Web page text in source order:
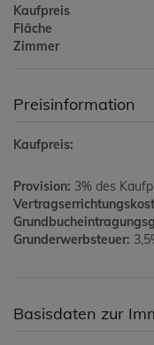
Kaufpreis
Fläche
Zimmer
Preisinformation
Kaufpreis:
Provision: 3% des
Grunderwerbsteuer:
Basisdaten zur